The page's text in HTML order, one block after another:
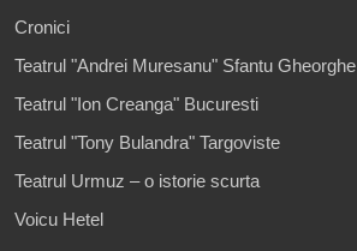
Cronici
Teatrul "Andrei Muresanu" Sfantu Gheorghe
Teatrul "Ion Creanga" Bucuresti
Teatrul "Tony Bulandra" Targoviste
Teatrul Urmuz – o istorie scurta
Voicu Hetel